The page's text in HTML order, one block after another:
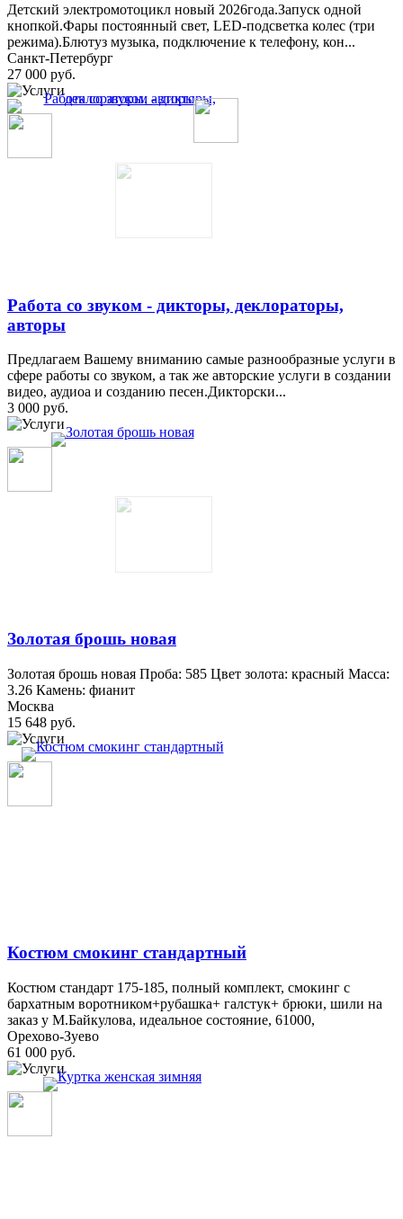
Детский электромотоцикл новый 2026года.Запуск одной
кнопкой.Фары постоянный свет, LED-подсветка колес (три
режима).Блютуз музыка, подключение к телефону, кон...
Санкт-Петербург
27 000 руб.
Работа со звуком - дикторы, деклораторы,
авторы
Предлагаем Вашему вниманию самые разнообразные услуги в
сфере работы со звуком, а так же авторские услуги в создании
видео, аудиоа и созданию песен.Дикторски...
3 000 руб.
Золотая брошь новая
Золотая брошь новая Проба: 585 Цвет золота: красный Масса:
3.26 Камень: фианит
Москва
15 648 руб.
Костюм смокинг стандартный
Костюм стандарт 175-185, полный комплект, смокинг с
бархатным воротником+рубашка+ галстук+ брюки, шили на
заказ у М.Байкулова, идеальное состояние, 61000,
Орехово-Зуево
61 000 руб.